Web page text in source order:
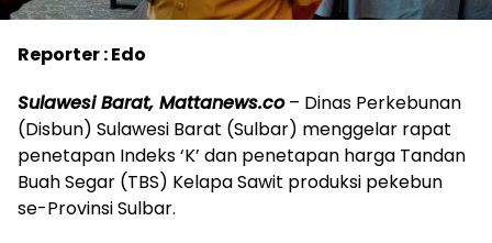
Reporter : Edo
Sulawesi Barat, Mattanews.co– Dinas Perkebunan
(Disbun) Sulawesi Barat (Sulbar) menggelar rapat
penetapan Indeks ‘K’ dan penetapan harga Tandan
Buah Segar (TBS) Kelapa Sawit produksi pekebun
se-Provinsi Sulbar.